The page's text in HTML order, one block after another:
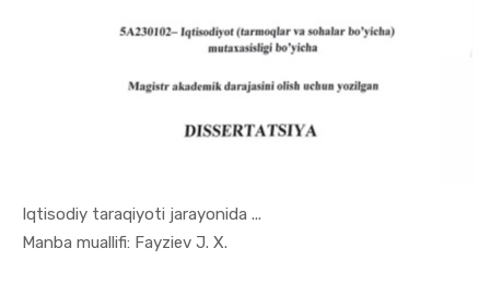
Iqtisodiy taraqiyoti jarayonida ...
Manba muallifi: Fayziev J. X.In Uslubiy...